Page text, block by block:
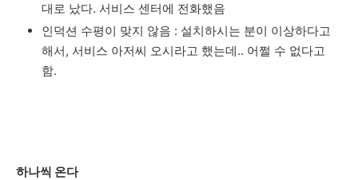
대로 났다. 서비스 센터에 전화했음
인덕션 수평이 맞지 않음 : 설치하시는 분이 이상하다고
해서, 서비스 아저씨 오시라고 했는데.. 어쩔 수 없다고
함.
하나씩 온다